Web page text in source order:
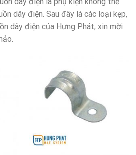
dây điện. Sau đây là các loại kẹp,
dây điện của Hưng Phát, xin mời